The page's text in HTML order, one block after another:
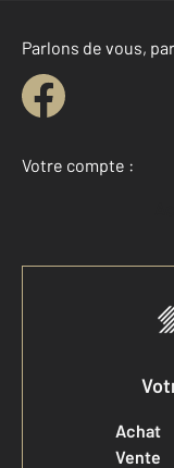
Parlons de vous,
Votre compte :
Achat
Vente